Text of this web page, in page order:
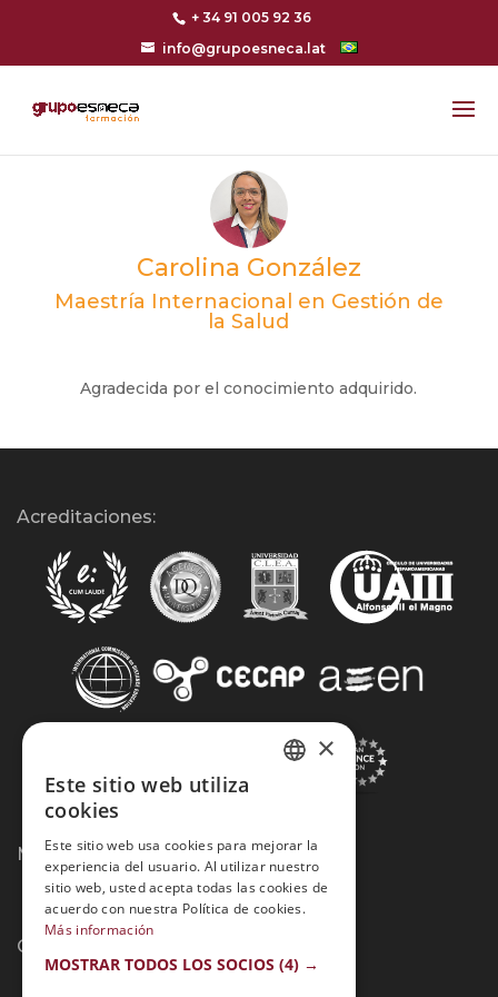
+ 34 91 005 92 36
info@grupoesneca.lat
Carolina González
Maestría Internacional en Gestión de
la Salud
Agradecida por el conocimiento adquirido.
Acreditaciones:
Métodos de Pago:
Contacto:
×
Este sitio web utiliza
cookies
Este sitio web usa cookies para mejorar la
experiencia del usuario. Al utilizar nuestro
sitio web, usted acepta todas las cookies de
acuerdo con nuestra Política de cookies.
Más información
MOSTRAR TODOS LOS SOCIOS (4) →